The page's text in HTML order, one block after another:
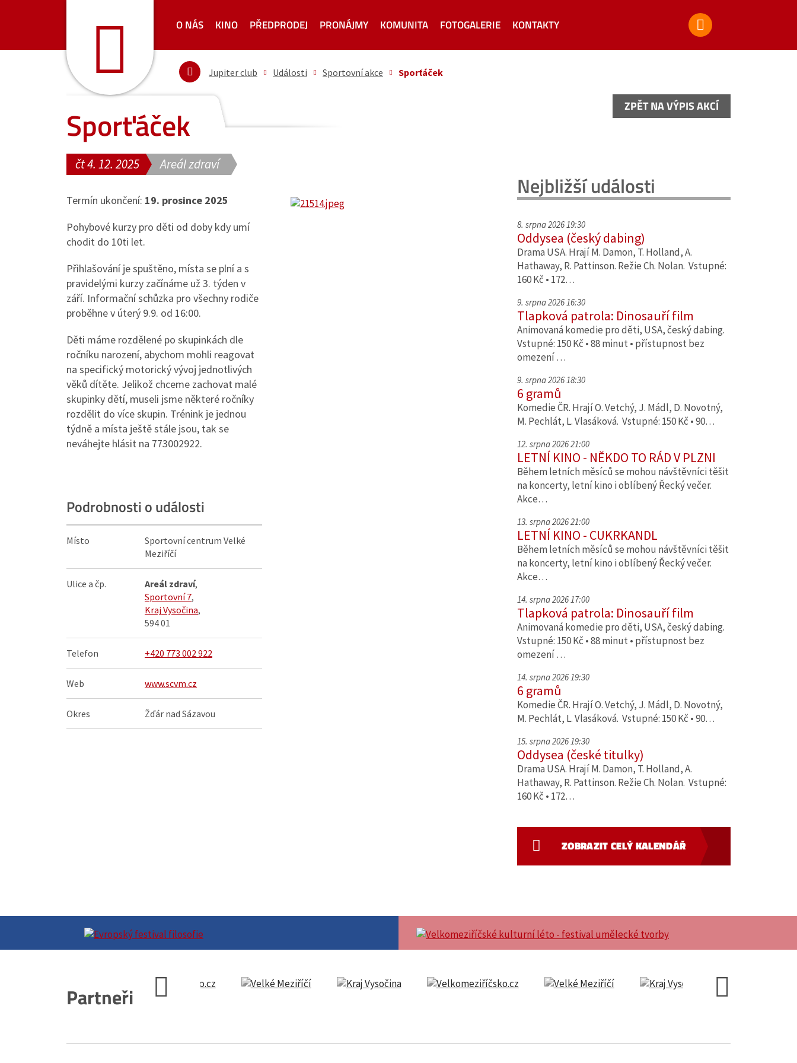
O NÁS KINO PŘEDPRODEJ PRONÁJMY KOMUNITA FOTOGALERIE KONTAKTY
Jupiter club Události Sportovní akce Sporťáček
Sporťáček ZPĚT NA VÝPIS AKCÍ
čt 4. 12. 2025 Areál zdraví
Termín ukončení: 19. prosince 2025
Pohybové kurzy pro děti od doby kdy umí
chodit do 10ti let.
Přihlašování je spuštěno, místa se plní a s
pravidelými kurzy začínáme už 3. týden v
září. Informační schůzka pro všechny rodiče
proběhne v úterý 9.9. od 16:00.
Děti máme rozdělené po skupinkách dle
ročníku narození, abychom mohli reagovat
na specifický motorický vývoj jednotlivých
věků dítěte. Jelikož chceme zachovat malé
skupinky dětí, museli jsme některé ročníky
rozdělit do více skupin. Trénink je jednou
týdně a místa ještě stále jsou, tak se
neváhejte hlásit na 773002922.
Podrobnosti o události
Místo
Sportovní centrum Velké
Meziříčí
Ulice a čp. Areál zdraví,
Sportovní 7,
Kraj Vysočina,
594 01
Telefon +420 773 002 922
Web www.scvm.cz
Okres Žďár nad Sázavou
ZPĚT NA VÝPIS AKCÍ
Nejbližší události
8. srpna 2026 19:30
Oddysea (český dabing)
Drama USA. Hrají M. Damon, T. Holland, A.
Hathaway, R. Pattinson. Režie Ch. Nolan. Vstupné:
160 Kč • 172…
9. srpna 2026 16:30
Tlapková patrola: Dinosauří film
Animovaná komedie pro děti, USA, český dabing.
Vstupné: 150 Kč • 88 minut • přístupnost bez
omezení …
9. srpna 2026 18:30
6 gramů
Komedie ČR. Hrají O. Vetchý, J. Mádl, D. Novotný,
M. Pechlát, L. Vlasáková. Vstupné: 150 Kč • 90…
12. srpna 2026 21:00
LETNÍ KINO - NĚKDO TO RÁD V PLZNI
Během letních měsíců se mohou návštěvníci těšit
na koncerty, letní kino i oblíbený Řecký večer.
Akce…
13. srpna 2026 21:00
LETNÍ KINO - CUKRKANDL
Během letních měsíců se mohou návštěvníci těšit
na koncerty, letní kino i oblíbený Řecký večer.
Akce…
14. srpna 2026 17:00
Tlapková patrola: Dinosauří film
Animovaná komedie pro děti, USA, český dabing.
Vstupné: 150 Kč • 88 minut • přístupnost bez
omezení …
14. srpna 2026 19:30
6 gramů
Komedie ČR. Hrají O. Vetchý, J. Mádl, D. Novotný,
M. Pechlát, L. Vlasáková. Vstupné: 150 Kč • 90…
15. srpna 2026 19:30
Oddysea (české titulky)
Drama USA. Hrají M. Damon, T. Holland, A.
Hathaway, R. Pattinson. Režie Ch. Nolan. Vstupné:
160 Kč • 172…
ZOBRAZIT CELÝ KALENDÁŘ
Partneři